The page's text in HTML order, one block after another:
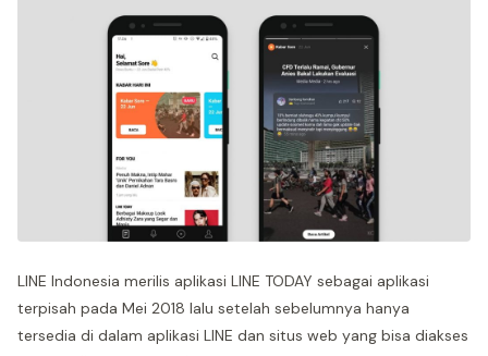
LINE Indonesia merilis aplikasi LINE TODAY sebagai aplikasi
terpisah pada Mei 2018 lalu setelah sebelumnya hanya
tersedia di dalam aplikasi LINE dan situs web yang bisa diakses